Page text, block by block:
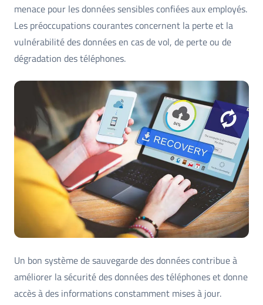
menace pour les données sensibles confiées aux employés.
Les préoccupations courantes concernent la perte et la
vulnérabilité des données en cas de vol, de perte ou de
dégradation des téléphones.
Un bon système de sauvegarde des données contribue à
améliorer la sécurité des données des téléphones et donne
accès à des informations constamment mises à jour.